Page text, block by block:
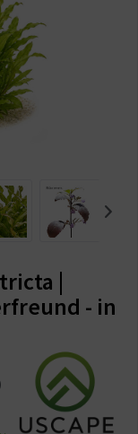
|
- in